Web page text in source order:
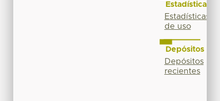
Estadísticas
Estadísticas
de uso
Depósitos
Depósitos
recientes